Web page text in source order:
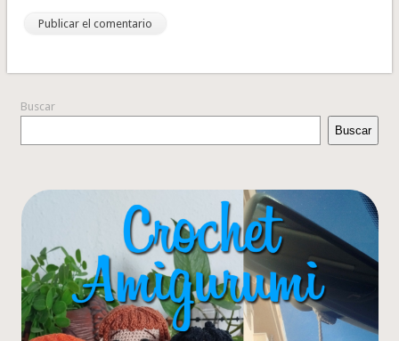
Buscar
Buscar